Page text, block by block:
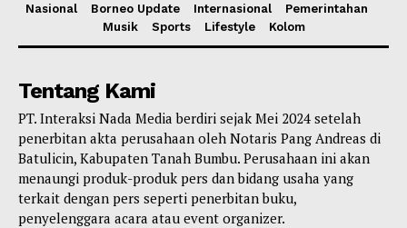
Nasional Borneo Update Internasional
Pemerintahan
Musik
Sports Lifestyle Kolom
Tentang Kami
PT. Interaksi Nada Media berdiri sejak Mei 2024 setelah
penerbitan akta perusahaan oleh Notaris Pang Andreas di
Batulicin, Kabupaten Tanah Bumbu. Perusahaan ini akan
menaungi produk-produk pers dan bidang usaha yang
terkait dengan pers seperti penerbitan buku,
penyelenggara acara atau event organizer.